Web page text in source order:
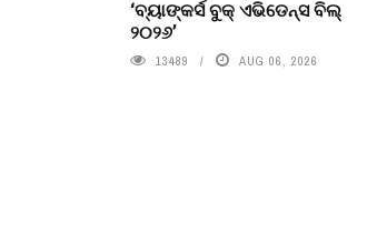
‘ବ୍ୟାଙ୍କର୍ସ ବୁକ୍ ଏଭିଡେନ୍ସ ବିଲ୍
୨୦୨୬’
13489 AUG 06, 2026